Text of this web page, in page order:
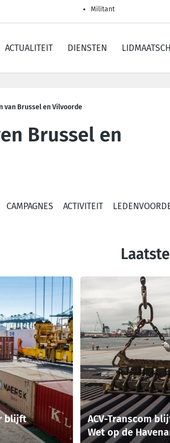
Militant
ACTUALITEIT DIENSTEN
van Brussel en Vilvoorde
Brussel en
CAMPAGNES ACTIVITEIT
blijft
ACV-Transcom
Wet op de